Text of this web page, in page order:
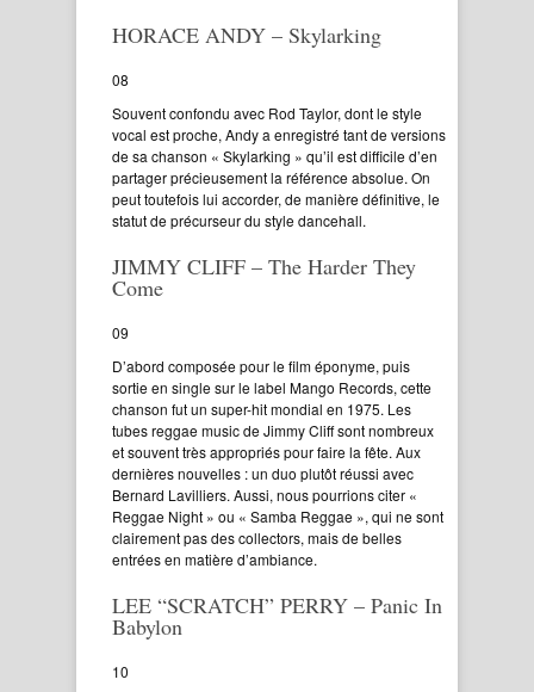
HORACE ANDY – Skylarking
08
Souvent confondu avec Rod Taylor, dont le style
vocal est proche, Andy a enregistré tant de versions
de sa chanson « Skylarking » qu’il est difficile d’en
partager précieusement la référence absolue. On
peut toutefois lui accorder, de manière définitive, le
statut de précurseur du style dancehall.
JIMMY CLIFF – The Harder They
Come
09
D’abord composée pour le film éponyme, puis
sortie en single sur le label Mango Records, cette
chanson fut un super-hit mondial en 1975. Les
tubes reggae music de Jimmy Cliff sont nombreux
et souvent très appropriés pour faire la fête. Aux
dernières nouvelles : un duo plutôt réussi avec
Bernard Lavilliers. Aussi, nous pourrions citer «
Reggae Night » ou « Samba Reggae », qui ne sont
clairement pas des collectors, mais de belles
entrées en matière d’ambiance.
LEE “SCRATCH” PERRY – Panic In
Babylon
10